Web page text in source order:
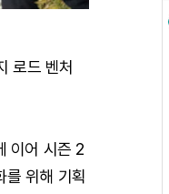
로드 벤처
이어 시즌 2
를 위해 기획